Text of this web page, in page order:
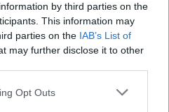
by third parties on the
This information may
parties on the IAB’s List of
may further disclose it to other
Opt Outs